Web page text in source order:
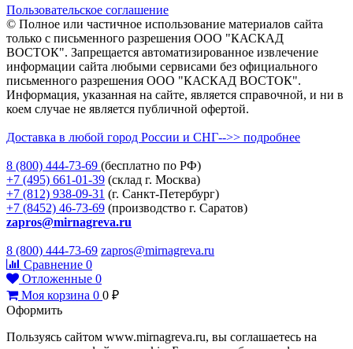
Пользовательское соглашение
© Полное или частичное использование материалов сайта
только с письменного разрешения ООО "КАСКАД
ВОСТОК". Запрещается автоматизированное извлечение
информации сайта любыми сервисами без официального
письменного разрешения ООО "КАСКАД ВОСТОК".
Информация, указанная на сайте, является справочной, и ни в
коем случае не является публичной офертой.
Доставка в любой город России и СНГ-->> подробнее
8 (800) 444-73-69 (бесплатно по РФ)
+7 (495) 661-01-39 (склад г. Москва)
+7 (812) 938-09-31 (г. Санкт-Петербург)
+7 (8452) 46-73-69 (производство г. Саратов)
zapros@mirnagreva.ru
8 (800) 444-73-69 zapros@mirnagreva.ru
Сравнение 0
Отложенные 0
Моя корзина 0 0 ₽
Оформить
Пользуясь сайтом www.mirnagreva.ru, вы соглашаетесь на